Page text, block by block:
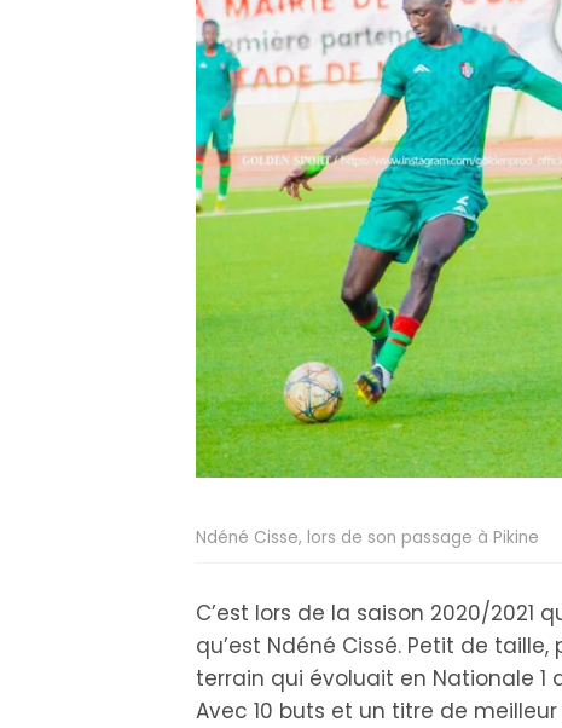
Ndéné Cisse, lors de son passage à Pikine
C’est lors de la saison 2020/
qu’est Ndéné Cissé. Petit de
terrain qui évoluait en Nationale 1
Avec 10 buts et un titre de